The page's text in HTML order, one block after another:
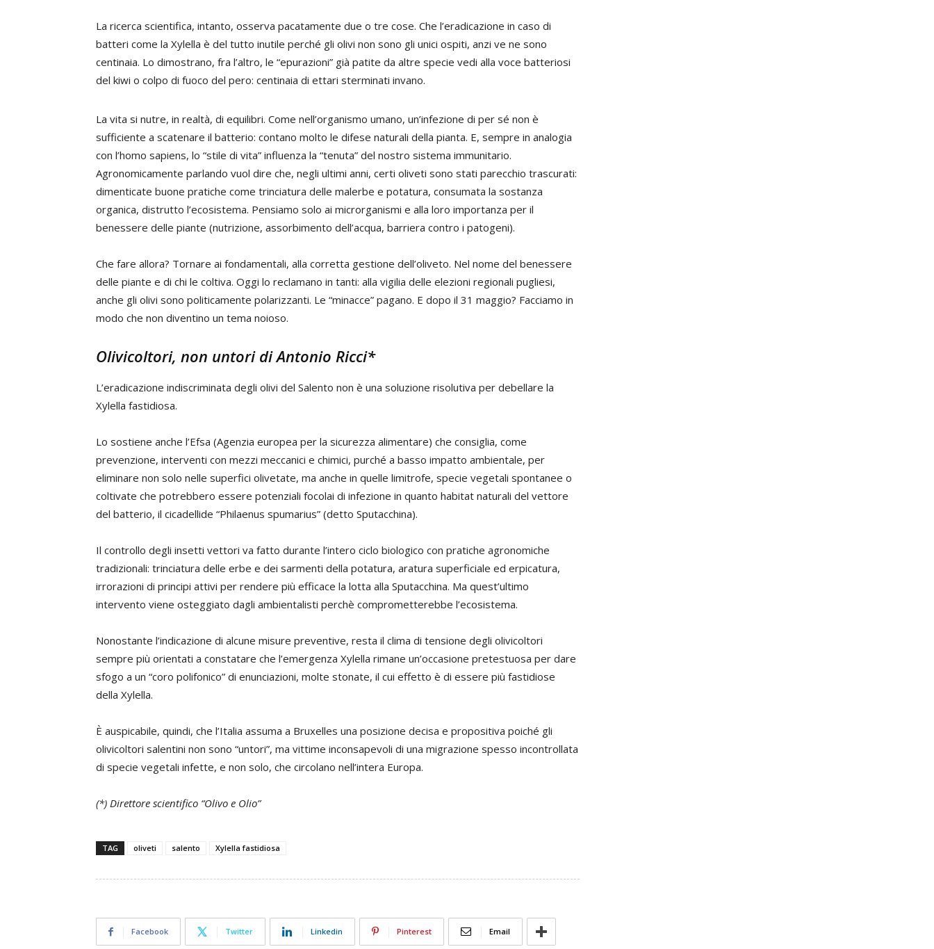
La ricerca scientifica, intanto, osserva pacatamente due o tre cose. Che l’eradicazione in caso di
batteri come la Xylella è del tutto inutile perché gli olivi non sono gli unici ospiti, anzi ve ne sono
centinaia. Lo dimostrano, fra l’altro, le “epurazioni” già patite da altre specie vedi alla voce batteriosi
del kiwi o colpo di fuoco del pero: centinaia di ettari sterminati invano.
La vita si nutre, in realtà, di equilibri. Come nell’organismo umano, un’infezione di per sé non è
sufficiente a scatenare il batterio: contano molto le difese naturali della pianta. E, sempre in analogia
con l’homo sapiens, lo “stile di vita” influenza la “tenuta” del nostro sistema immunitario.
Agronomicamente parlando vuol dire che, negli ultimi anni, certi oliveti sono stati parecchio trascurati:
dimenticate buone pratiche come trinciatura delle malerbe e potatura, consumata la sostanza
organica, distrutto l’ecosistema. Pensiamo solo ai microrganismi e alla loro importanza per il
benessere delle piante (nutrizione, assorbimento dell’acqua, barriera contro i patogeni).
Che fare allora? Tornare ai fondamentali, alla corretta gestione dell’oliveto. Nel nome del benessere
delle piante e di chi le coltiva. Oggi lo reclamano in tanti: alla vigilia delle elezioni regionali pugliesi,
anche gli olivi sono politicamente polarizzanti. Le “minacce” pagano. E dopo il 31 maggio? Facciamo in
modo che non diventino un tema noioso.
Olivicoltori, non untori diAntonio Ricci*
L’eradicazione indiscriminata degli olivi del Salento non è una soluzione risolutiva per debellare la
Xylella fastidiosa.
Lo sostiene anche l’Efsa (Agenzia europea per la sicurezza alimentare) che consiglia, come
prevenzione, interventi con mezzi meccanici e chimici, purché a basso impatto ambientale, per
eliminare non solo nelle superfici olivetate, ma anche in quelle limitrofe, specie vegetali spontanee o
coltivate che potrebbero essere potenziali focolai di infezione in quanto habitat naturali del vettore
del batterio, il cicadellide “Philaenus spumarius” (detto Sputacchina).
Il controllo degli insetti vettori va fatto durante l’intero ciclo biologico con pratiche agronomiche
tradizionali: trinciatura delle erbe e dei sarmenti della potatura, aratura superficiale ed erpicatura,
irrorazioni di principi attivi per rendere più efficace la lotta alla Sputacchina. Ma quest’ultimo
intervento viene osteggiato dagli ambientalisti perchè comprometterebbe l’ecosistema.
Nonostante l’indicazione di alcune misure preventive, resta il clima di tensione degli olivicoltori
sempre più orientati a constatare che l’emergenza Xylella rimane un’occasione pretestuosa per dare
sfogo a un “coro polifonico” di enunciazioni, molte stonate, il cui effetto è di essere più fastidiose
della Xylella.
È auspicabile, quindi, che l’Italia assuma a Bruxelles una posizione decisa e propositiva poiché gli
olivicoltori salentini non sono “untori”, ma vittime inconsapevoli di una migrazione spesso incontrollata
di specie vegetali infette, e non solo, che circolano nell’intera Europa.
(*) Direttore scientifico “Olivo e Olio”
TAG oliveti salento Xylella fastidiosa
Facebook Twitter Linkedin Pinterest Email